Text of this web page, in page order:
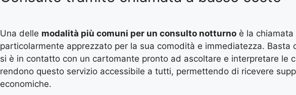
Una delle modalità più comuni per un consulto notturno è la
particolarmente apprezzato per la sua comodità e immediatezza. Basta
si è in contatto con un cartomante pronto ad ascoltare e interpretare le
rendono questo servizio accessibile a tutti, permettendo di ricevere
economiche.